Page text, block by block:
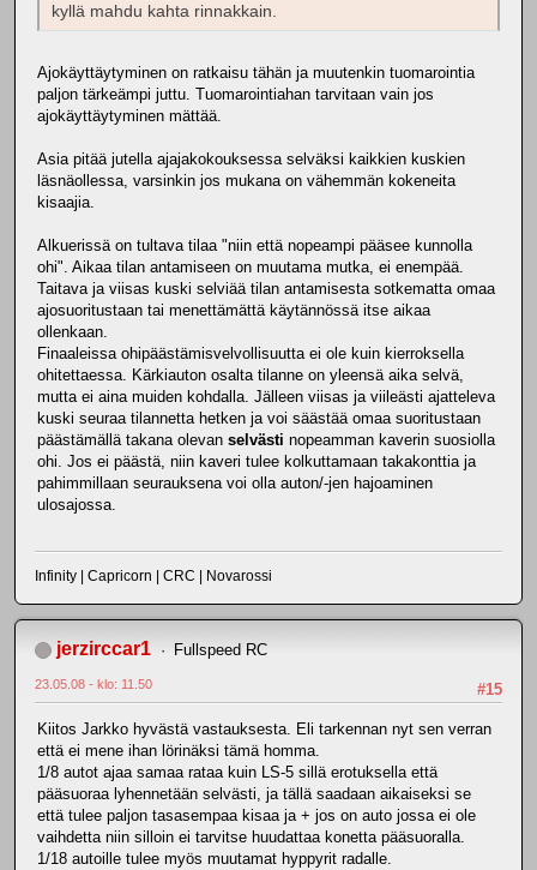
kyllä mahdu kahta rinnakkain.
Ajokäyttäytyminen on ratkaisu tähän ja muutenkin tuomarointia
paljon tärkeämpi juttu. Tuomarointiahan tarvitaan vain jos
ajokäyttäytyminen mättää.
Asia pitää jutella ajajakokouksessa selväksi kaikkien kuskien
läsnäollessa, varsinkin jos mukana on vähemmän kokeneita
kisaajia.
Alkuerissä on tultava tilaa "niin että nopeampi pääsee kunnolla
ohi". Aikaa tilan antamiseen on muutama mutka, ei enempää.
Taitava ja viisas kuski selviää tilan antamisesta sotkematta omaa
ajosuoritustaan tai menettämättä käytännössä itse aikaa
ollenkaan.
Finaaleissa ohipäästämisvelvollisuutta ei ole kuin kierroksella
ohitettaessa. Kärkiauton osalta tilanne on yleensä aika selvä,
mutta ei aina muiden kohdalla. Jälleen viisas ja viileästi ajatteleva
kuski seuraa tilannetta hetken ja voi säästää omaa suoritustaan
päästämällä takana olevan selvästi nopeamman kaverin suosiolla
ohi. Jos ei päästä, niin kaveri tulee kolkuttamaan takakonttia ja
pahimmillaan seurauksena voi olla auton/-jen hajoaminen
ulosajossa.
Infinity | Capricorn | CRC | Novarossi
jerzirccar1 Fullspeed RC
#15
23.05.08 - klo: 11.50
Kiitos Jarkko hyvästä vastauksesta. Eli tarkennan nyt sen verran
että ei mene ihan lörinäksi tämä homma.
1/8 autot ajaa samaa rataa kuin LS-5 sillä erotuksella että
pääsuoraa lyhennetään selvästi, ja tällä saadaan aikaiseksi se
että tulee paljon tasasempaa kisaa ja + jos on auto jossa ei ole
vaihdetta niin silloin ei tarvitse huudattaa konetta pääsuoralla.
1/18 autoille tulee myös muutamat hyppyrit radalle.